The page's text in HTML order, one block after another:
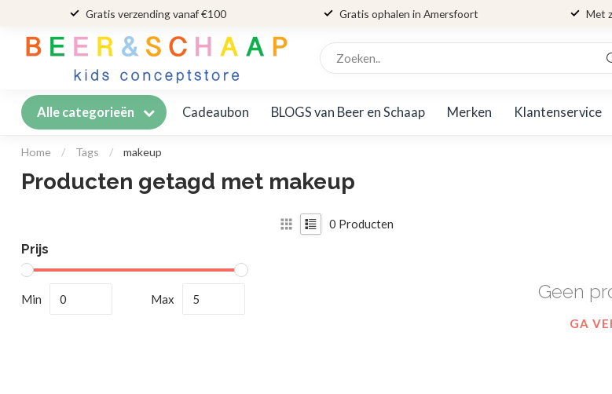
Gratis verzending vanaf €100 Gratis ophalen in Amersfoort Met
Alle categorieën Cadeaubon BLOGS van Beer en Schaap Merken Klantenservice
Home / Tags / makeup
Producten getagd met makeup
Prijs
Min Max
0 Producten
Geen
GA